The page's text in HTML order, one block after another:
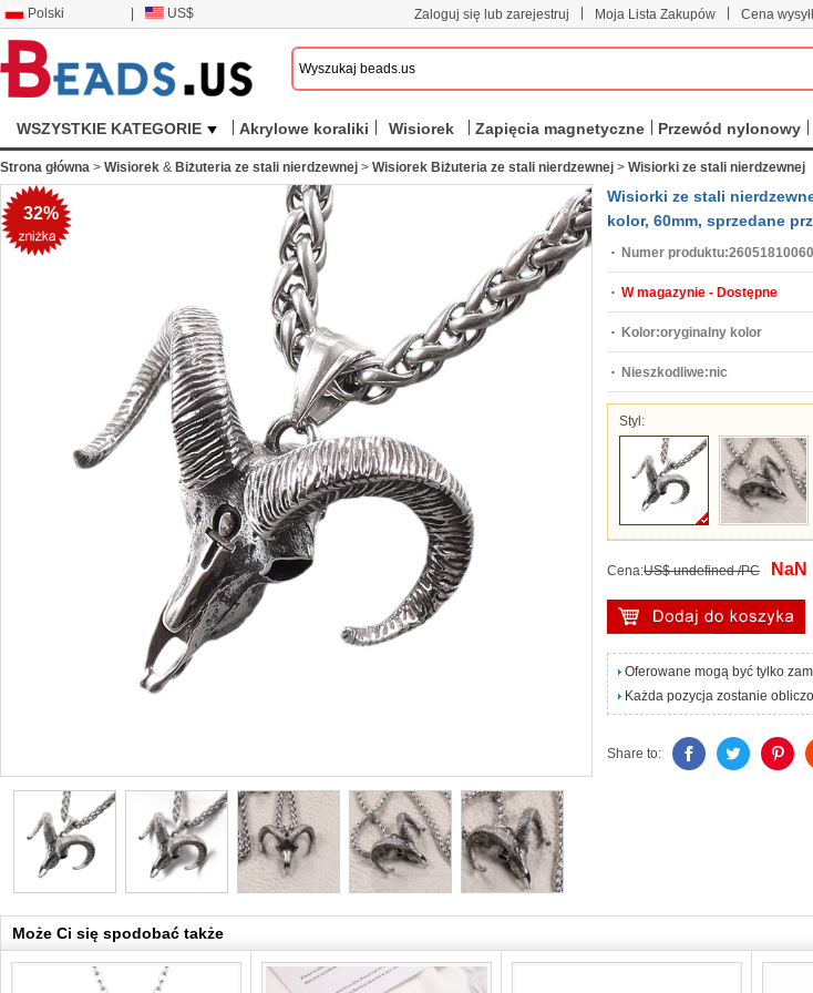
Polski US$ Zaloguj się lub zarejestruj Moja Lista Zakupów Cena
WSZYSTKIE KATEGORIE Akrylowe koraliki Wisiorek Zapięcia magnetyczne Przewód nylonowy
Strona główna > Wisiorek & Biżuteria ze stali nierdzewnej > Wisiorek Biżuteria ze stali nierdzewnej > Wisiorki ze stali nierdzewnej
32%
Wisiorki ze stali
kolor, 60mm, sprzedane
Numer produktu:
W magazynie - Dostępne
Kolor:oryginalny kolor
Nieszkodliwe:nic
Styl:
Cena:US$ undefined /PC NaN
Oferowane mogą być tylko
Każda pozycja zostanie
Share to:
Może Ci się spodobać także